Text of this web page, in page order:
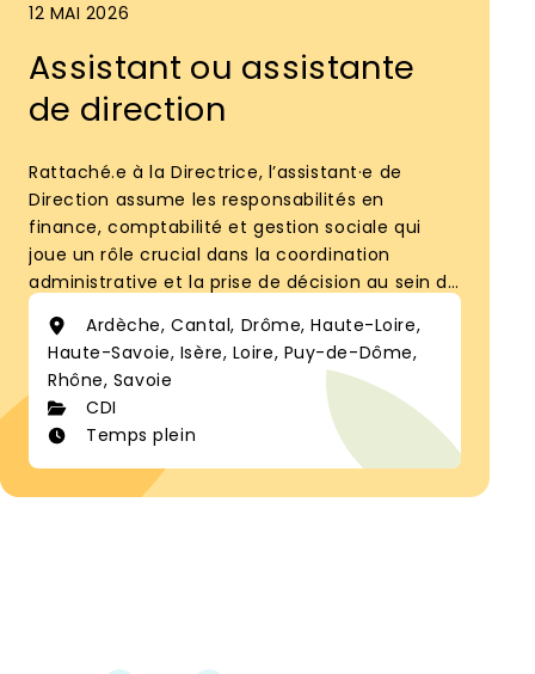
12 MAI 2026
Assistant ou assistante
de direction
Rattaché.e à la Directrice, l’assistant·e de
Direction assume les responsabilités en
finance, comptabilité et gestion sociale qui
joue un rôle crucial dans la coordination
administrative et la prise de décision au sein de
Ardèche, Cantal, Drôme, Haute-Loire,
Haute-Savoie, Isère, Loire, Puy-de-Dôme,
Rhône, Savoie
CDI
Temps plein